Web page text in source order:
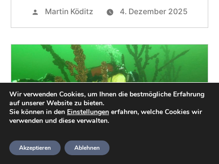
Martin Köditz 4. Dezember 2025
Geiseltalsee
Wir verwenden Cookies, um Ihnen die bestmögliche Erfahrung
auf unserer Website zu bieten.
Sie können in den Einstellungen erfahren, welche Cookies wir
verwenden und diese verwalten.
Akzeptieren Ablehnen